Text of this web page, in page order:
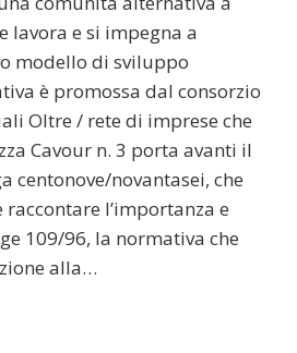
lavora e si impegna a
modello di sviluppo
è promossa dal consorzio
Oltre / rete di imprese che
Cavour n. 3 porta avanti il
centonove/novantasei, che
l’importanza e
109/96, la normativa che
alla…